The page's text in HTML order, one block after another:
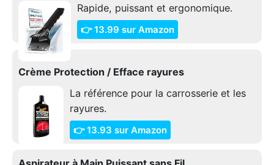
Rapide, puissant et ergonomique.
👉 13.99 sur Amazon
Crème Protection / Efface rayures
La référence pour la carrosserie et les
rayures.
👉 13.93 sur Amazon